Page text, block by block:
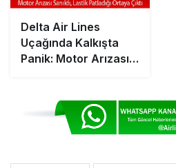
Delta Air Lines
Uçağında Kalkışta
Panik: Motor Arızası